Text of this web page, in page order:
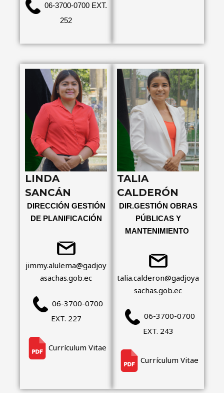
06-3700-0700 EXT.
252
LINDA
SANCÁN
DIRECCIÓN GESTIÓN
DE PLANIFICACIÓN
jimmy.alulema@gadjoy
asachas.gob.ec
06-3700-0700
EXT. 227
Currículum Vitae
TALIA
CALDERÓN
DIR.GESTIÓN OBRAS
PÚBLICAS Y
MANTENIMIENTO
talia.calderon@gadjoya
sachas.gob.ec
06-3700-0700
EXT. 243
Currículum Vitae